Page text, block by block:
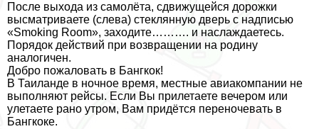
После выхода из самолёта, сдвижущейся дорожки
высматриваете (слева) стеклянную дверь с надписью
«Smoking Room», заходите………. и наслаждаетесь.
Порядок действий при возвращении на родину
аналогичен.
Добро пожаловать в Бангкок!
В Таиланде в ночное время, местные авиакомпании не
выполняют рейсы. Если Вы прилетаете вечером или
улетаете рано утром, Вам придётся переночевать в
Бангкоке.